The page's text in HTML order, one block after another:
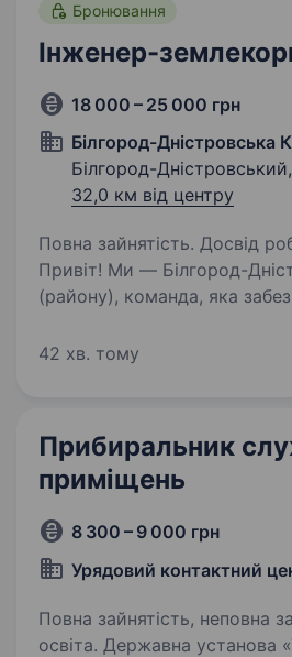
Бронювання
Інженер-
18 000 – 25 000 грн
Білгород-Дністровська
Білгород-Дністровський,
32,0 км від центру
Повна зайнятість. Досвід
Привіт! Ми — Білгород-
(району), команда, яка
безпеки і стабільності нашої
42 хв. тому
Прибиральник
приміщень
8 300 – 9 000 грн
Урядовий контактний
Повна зайнятість, неповна
освіта. Державна установа «Урядовий